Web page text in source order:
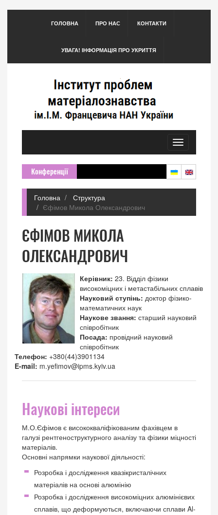
ГОЛОВНА ПРО НАС КОНТАКТИ
УВАГА! ІНФОРМАЦІЯ ПРО УКРИТТЯ
Toggle
navigation
Конференції
Головна
Структура
Єфімов Микола Олександрович
ЄФІМОВ МИКОЛА
ОЛЕКСАНДРОВИЧ
Керівник:23. Відділ фізики
високоміцних і метастабільних сплавів
Науковий ступінь: доктор фізико-
математичних наук
Наукове звання:старший науковий
співробітник
Посада: провідний науковий
співробітник
Телефон: +380(44)3901134
E-mail: m.yefimov@ipms.kyiv.ua
Наукові інтереси
М.О.Єфімов є висококваліфікованим фахівцем в
галузі рентгеноструктурного аналізу та фізики міцності
матеріалів.
Основні напрямки наукової діяльності:
Розробка і дослідження квазікристалічних
матеріалів на основі алюмінію
Розробка і дослідження високоміцних алюмінієвих
сплавів, що деформуються, включаючи сплави Al-